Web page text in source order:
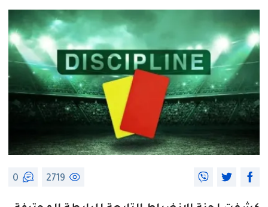
2719
0